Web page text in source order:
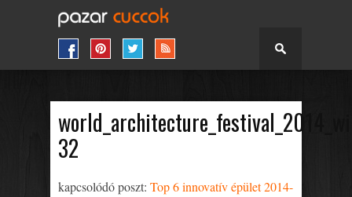
32
kapcsolódó poszt: Top 6 innovatív épület 2014-